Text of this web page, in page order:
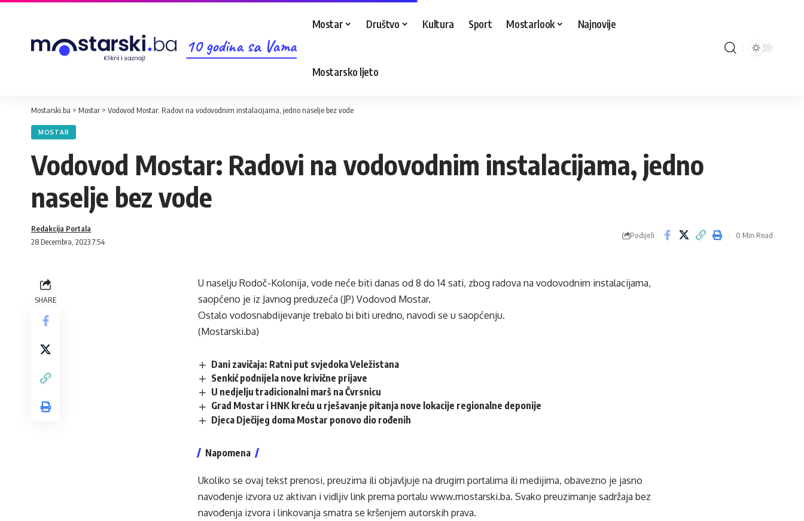
10 godina sa Vama
Mostar Društvo Kultura Sport Mostarlook Najnovije
Mostarsko ljeto
Mostarski.ba > Mostar > Vodovod Mostar: Radovi na vodovodnim instalacijama, jedno naselje bez vode
MOSTAR
Vodovod Mostar: Radovi na vodovodnim instalacijama, jedno
naselje bez vode
28 Decembra, 2023 7:54
Redakcija Portala
Podijeli 0 Min Read
SHARE
U naselju Rodoč-Kolonija, vode neće biti danas od 8 do 14 sati, zbog radova na vodovodnim instalacijama,
saopćeno je iz Javnog preduzeća (JP) Vodovod Mostar.
Ostalo vodosnabdijevanje trebalo bi biti uredno, navodi se u saopćenju.
(Mostarski.ba)
Dani zavičaja: Ratni put svjedoka Veležistana
Senkić podnijela nove krivične prijave
U nedjelju tradicionalni marš na Čvrsnicu
Grad Mostar i HNK kreću u rješavanje pitanja nove lokacije regionalne deponije
Djeca Dječijeg doma Mostar ponovo dio rođenih
Napomena
Ukoliko se ovaj tekst prenosi, preuzima ili objavljuje na drugim portalima ili medijima, obavezno je jasno
navođenje izvora uz aktivan i vidljiv link prema portalu www.mostarski.ba. Svako preuzimanje sadržaja bez
navođenja izvora i linkovanja smatra se kršenjem autorskih prava.